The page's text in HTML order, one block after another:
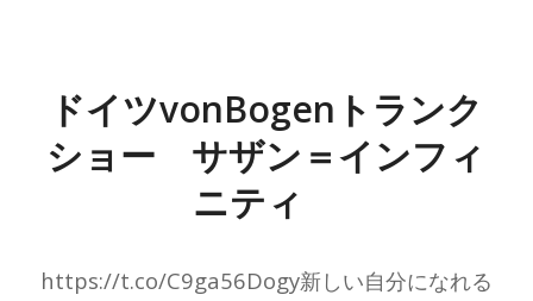
ドイツvonBogenトランク
ショー サザン＝インフィ
ニティ
https://t.co/C9ga56Dogy新しい自分になれる